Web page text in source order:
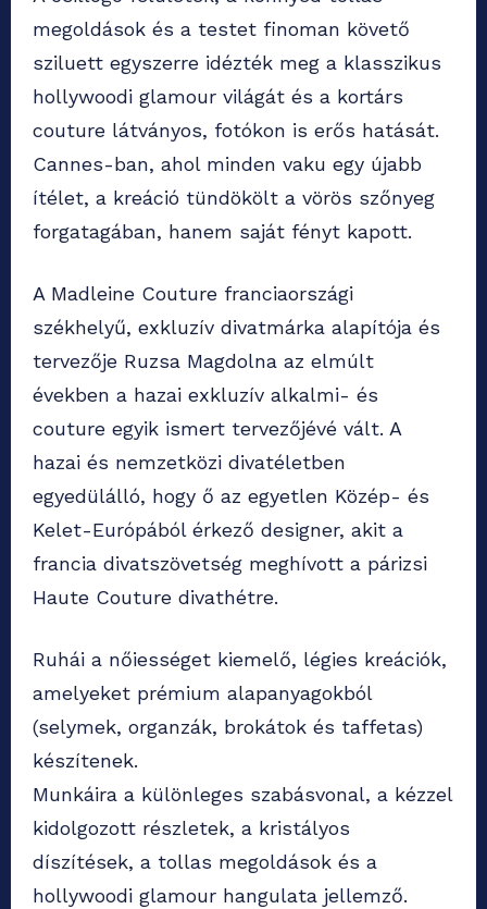
megoldások és a testet finoman követő
sziluett egyszerre idézték meg a klasszikus
hollywoodi glamour világát és a kortárs
couture látványos, fotókon is erős hatását.
Cannes-ban, ahol minden vaku egy újabb
ítélet, a kreáció tündökölt a vörös szőnyeg
forgatagában, hanem saját fényt kapott.
A Madleine Couture franciaországi
székhelyű, exkluzív divatmárka alapítója és
tervezője Ruzsa Magdolna az elmúlt
években a hazai exkluzív alkalmi- és
couture egyik ismert tervezőjévé vált. A
hazai és nemzetközi divatéletben
egyedülálló, hogy ő az egyetlen Közép- és
Kelet-Európából érkező designer, akit a
francia divatszövetség meghívott a párizsi
Haute Couture divathétre.
Ruhái a nőiességet kiemelő, légies kreációk,
amelyeket prémium alapanyagokból
(selymek, organzák, brokátok és taffetas)
készítenek.
Munkáira a különleges szabásvonal, a kézzel
kidolgozott részletek, a kristályos
díszítések, a tollas megoldások és a
hollywoodi glamour hangulata jellemző.